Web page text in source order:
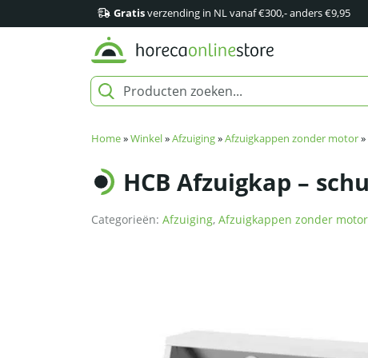
Gratisverzending in NL vanaf €300,- anders €9,95
Home»Winkel»Afzuiging»Afzuigkappen zonder motor»
HCB Afzuigkap –
Categorieën: Afzuiging, Afzuigkappen zonder motor